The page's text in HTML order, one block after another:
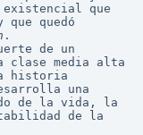
que
que quedó
.
de un
clase media alta
historia
una
de la vida, la
de la